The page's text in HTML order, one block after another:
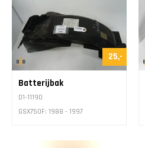
25,-
Batterijbak
D1-11190
GSX750F: 1988 - 1997